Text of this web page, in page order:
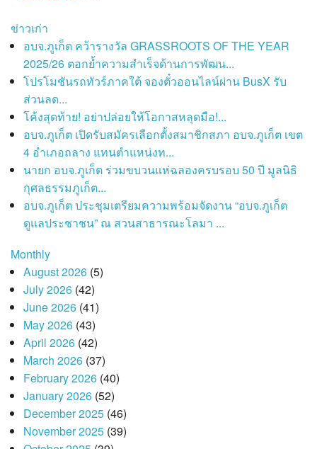
ข่าวเก่า
อบจ.ภูเก็ต คว้ารางวัล GRASSROOTS OF THE YEAR
2025/26 ตอกย้ำความสำเร็จด้านการพัฒน...
โปรโมชันรถทัวร์ภาคใต้ จองตั๋วออนไลน์ผ่าน BusX รับ
ส่วนลด...
โค้งสุดท้าย! อย่าปล่อยให้โอกาสหลุดมือ!...
อบจ.ภูเก็ต เปิดรับสมัครเลือกตั้งสมาชิกสภา อบจ.ภูเก็ต เขต
4 อำเภอถลาง แทนตำแหน่งท...
นายก อบจ.ภูเก็ต ร่วมขบวนแห่ฉลองครบรอบ 50 ปี มูลนิธิ
กุศลธรรมภูเก็ต...
อบจ.ภูเก็ต ประชุมเตรียมความพร้อมจัดงาน “อบจ.ภูเก็ต
ดูแลประชาชน” ณ สวนสาธารณะโลมา ...
Monthly
August 2026(5)
July 2026(42)
June 2026(41)
May 2026(43)
April 2026(42)
March 2026(37)
February 2026(40)
January 2026(52)
December 2025(46)
November 2025(39)